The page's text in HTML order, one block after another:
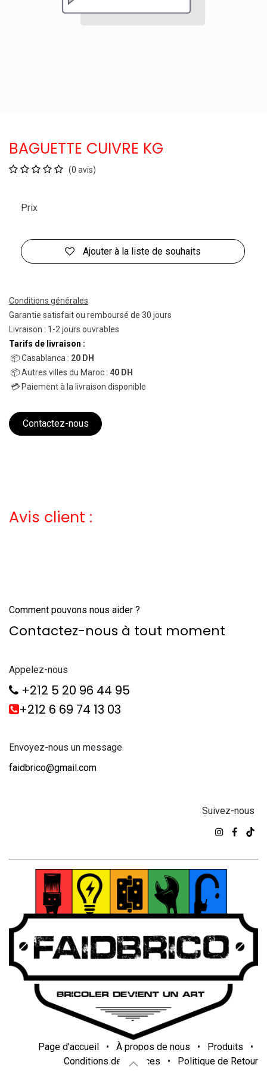
BAGUETTE CUIVRE KG
(0 avis)
Ajouter à la liste de souhaits
Prix
Conditions générales
Garantie satisfait ou remboursé de 30 jours
Livraison : 1-2 jours ouvrables
Tarifs de livraison :
📦 Casablanca : 20 DH
📦 Autres villes du Maroc : 40 DH
💳 Paiement à la livraison disponible
Contactez-nous
Avis client :
Comment pouvons nous aider ?
Contactez-nous à tout moment
Appelez-nous
+212 5 20 96 44 95
+212 6 69 74 13 03
Envoyez-nous un message
faidbrico@gmail.com
Suivez-nous
Page d'accueil • À propos de nous • Produits
•
Conditions de services
• Politique de Retour